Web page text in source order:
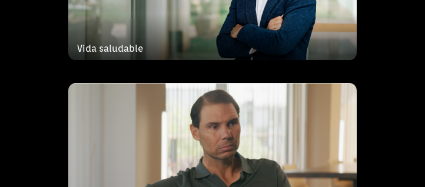
Vida saludable
IB3 presenta Rafel Nadal tanca el cercle, un programa
especial dedicat a Rafel Nadal en el moment en què el
tennista manacorí inicia una nova etapa vital després
Passejades